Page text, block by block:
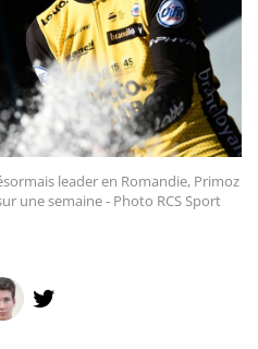
leader en Romandie, Primoz
une semaine - Photo RCS Sport